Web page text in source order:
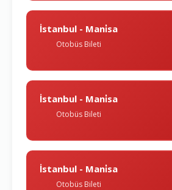
İstanbul - Mani̇sa
Otobüs Bileti
İstanbul - Mani̇sa
Otobüs Bileti
İstanbul - Mani̇sa
Otobüs Bileti